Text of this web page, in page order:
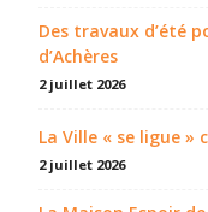
Des travaux d’été
d’Achères
2 juillet 2026
La Ville « se ligue »
2 juillet 2026